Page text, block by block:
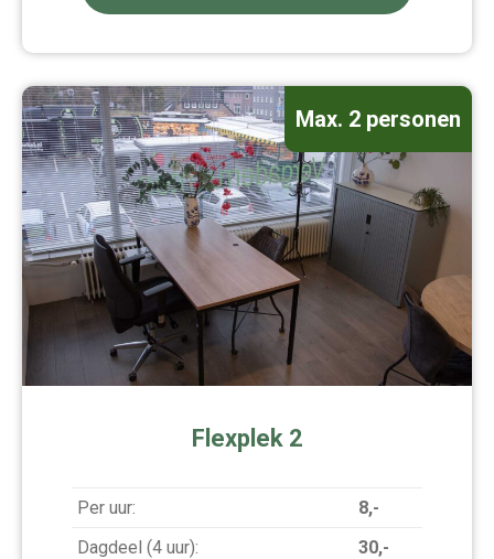
Max. 2 personen
Flexplek 2
Per uur:
8,-
Dagdeel (4 uur):
30,-